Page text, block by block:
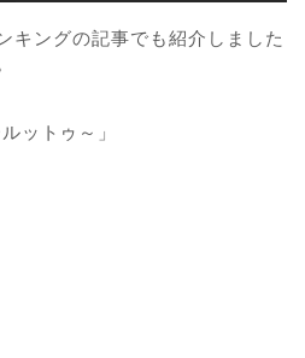
キングの記事でも紹介しました
ットゥ～」